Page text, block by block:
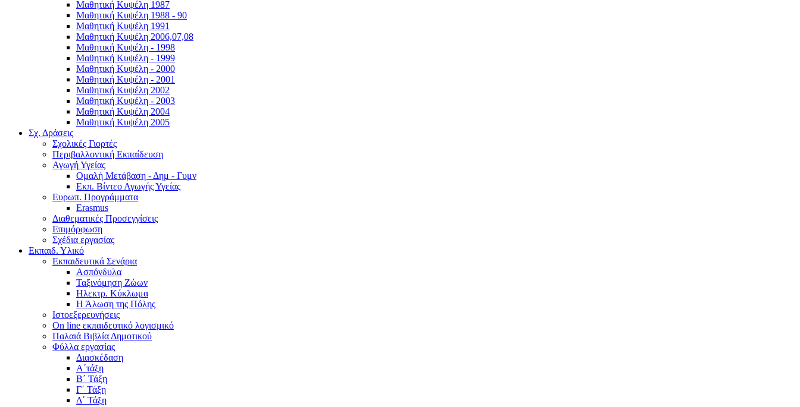
Μαθητική Κυψέλη 1987
Μαθητική Κυψέλη 1988 - 90
Μαθητική Κυψέλη 1991
Μαθητική Κυψέλη 2006,07,08
Μαθητική Κυψέλη - 1998
Μαθητική Κυψέλη - 1999
Μαθητική Κυψέλη - 2000
Μαθητική Κυψέλη - 2001
Μαθητική Κυψέλη 2002
Μαθητική Κυψέλη - 2003
Μαθητική Κυψέλη 2004
Μαθητική Κυψέλη 2005
Σχ. Δράσεις
Σχολικές Γιορτές
Περιβαλλοντική Εκπαίδευση
Αγωγή Υγείας
Ομαλή Μετάβαση - Δημ - Γυμν
Εκπ. Βίντεο Αγωγής Υγείας
Ευρωπ. Προγράμματα
Erasmus
Διαθεματικές Προσεγγίσεις
Επιμόρφωση
Σχέδια εργασίας
Εκπαιδ. Υλικό
Εκπαιδευτικά Σενάρια
Ασπόνδυλα
Ταξινόμηση Ζώων
Ηλεκτρ. Κύκλωμα
Η Άλωση της Πόλης
Ιστοεξερευνήσεις
On line εκπαιδευτικό λογισμικό
Παλαιά Βιβλία Δημοτικού
Φύλλα εργασίας
Διασκέδαση
Α΄τάξη
Β΄ Τάξη
Γ΄ Τάξη
Δ΄ Τάξη